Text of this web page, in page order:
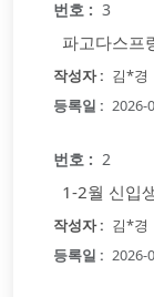
3
파고다스프
김*경
2026-
2
1-2월 신입
김*경
2026-